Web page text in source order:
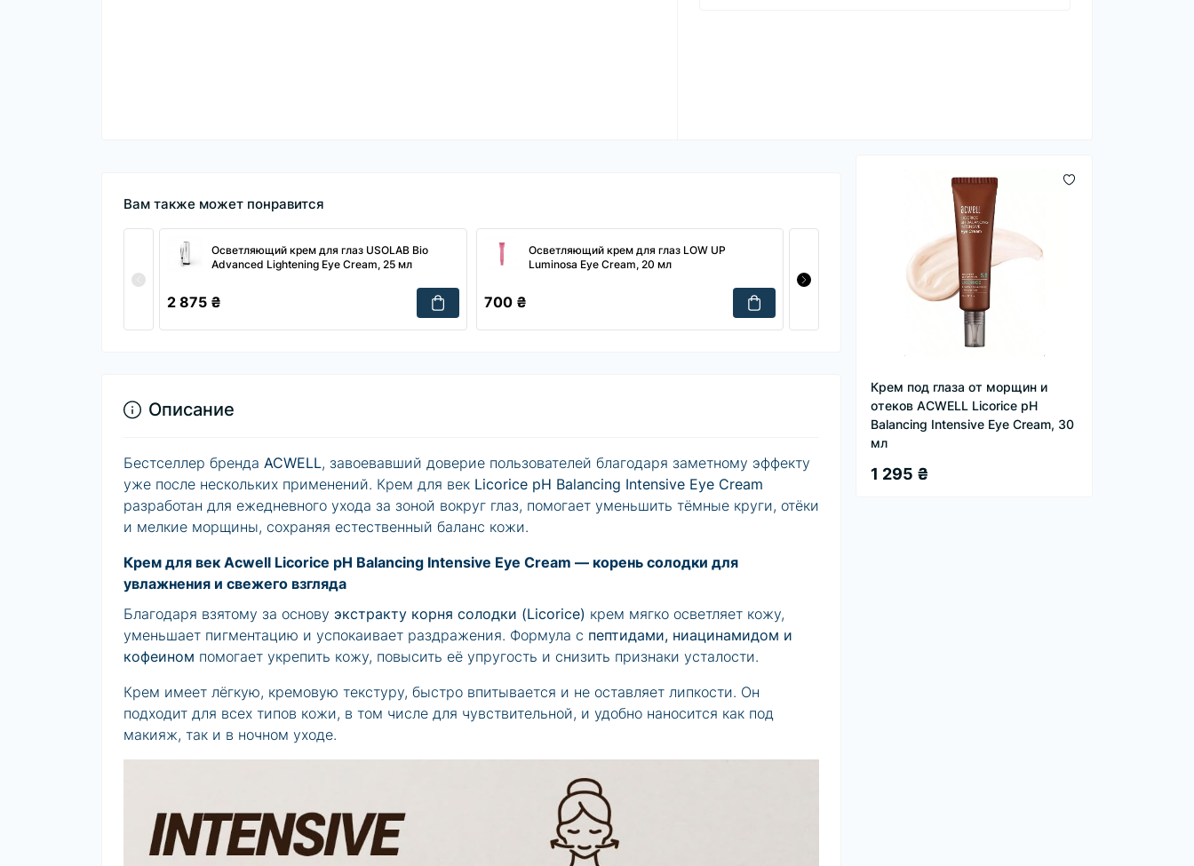
Крем под глаза от морщин и
отеков ACWELL Licorice pH
Balancing Intensive Eye Cream, 30
мл
1 295 ₴
Вам также может понравится
Осветляющий крем для глаз USOLAB Bio
Advanced Lightening Eye Cream, 25 мл
2 875 ₴
Осветляющий крем для глаз LOW UP
Luminosa Eye Cream, 20 мл
700 ₴
Осветляющий мист для лица USOLAB Bio
Brightening Bleaching Mist, 150 мл
Описание
Бестселлер бренда ACWELL, завоевавший доверие пользователей благодаря заметному эффекту
уже после нескольких применений. Крем для век Licorice pH Balancing Intensive Eye Cream
разработан для ежедневного ухода за зоной вокруг глаз, помогает уменьшить тёмные круги, отёки
и мелкие морщины, сохраняя естественный баланс кожи.
Крем для век Acwell Licorice pH Balancing Intensive Eye Cream — корень солодки для
увлажнения и свежего взгляда
Благодаря взятому за основу экстракту корня солодки (Licorice) крем мягко осветляет кожу,
уменьшает пигментацию и успокаивает раздражения. Формула с пептидами, ниацинамидом и
кофеином помогает укрепить кожу, повысить её упругость и снизить признаки усталости.
Крем имеет лёгкую, кремовую текстуру, быстро впитывается и не оставляет липкости. Он
подходит для всех типов кожи, в том числе для чувствительной, и удобно наносится как под
макияж, так и в ночном уходе.